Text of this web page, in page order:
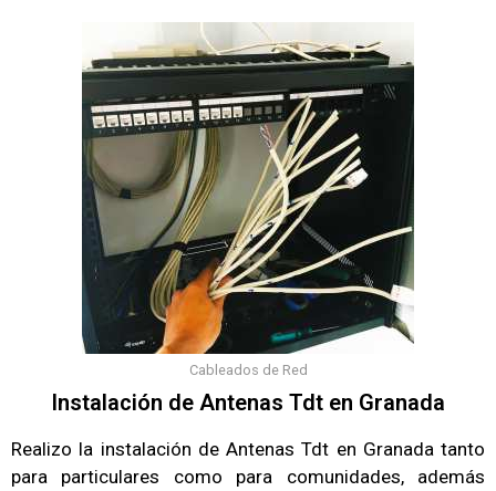
Cableados de Red
Instalación de Antenas Tdt en Granada
Realizo la instalación de Antenas Tdt en Granada tanto
para particulares como para comunidades, además